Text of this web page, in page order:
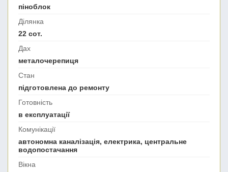
піноблок
Ділянка
22 сот.
Дах
металочерепиця
Стан
підготовлена до ремонту
Готовність
в експлуатації
Комунікації
автономна каналізація, електрика, центральне
водопостачання
Вікна